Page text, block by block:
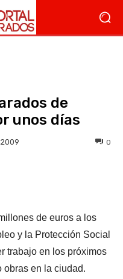
de
unos días
0
de euros a los
y la Protección Social
trabajo en los próximos
obras en la ciudad.